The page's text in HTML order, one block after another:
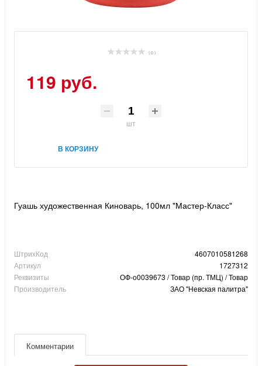
( 0 )
119 руб.
шт
В КОРЗИНУ
Гуашь художественная Киноварь, 100мл "Мастер-Класс"
ШтрихКод
4607010581268
Артикул
1727312
Реквизиты
ОФ-о0039673 / Товар (пр. ТМЦ) / Товар
Производитель
ЗАО "Невская палитра"
Комментарии